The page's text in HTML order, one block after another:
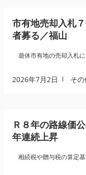
市有地売却入札
者募る／福山
遊休市有地の売却入札
2026年7月2日 そ
Ｒ８年の路線価
年連続上昇
相続税や贈与税の算定